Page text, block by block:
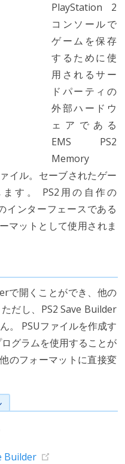
PlayStation 2
コンソールで
ゲームを保存
するために使
用されるサー
ドパーティの
外部ハードウ
ェアである
EMS PS2
Memory
イル。セーブされたゲー
す。 PS2用の自作の
インターフェースである
マットとして使用されま
で開くことができ、他の
だし、PS2 Save Builder
。 PSUファイルを作成す
グラムを使用することが
のフォーマットに直接変
Builder